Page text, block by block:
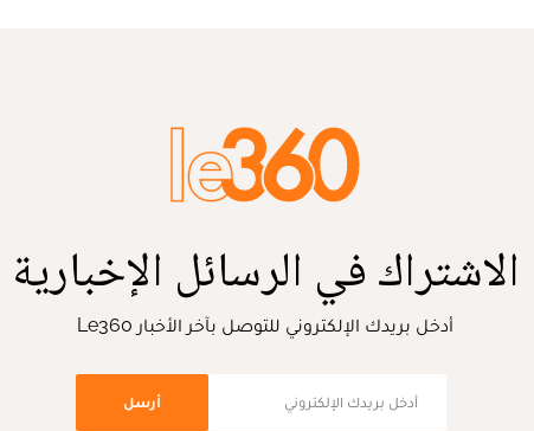
الاشتراك في الرسائل الإخبارية
أدخل بريدك الإلكتروني للتوصل بآخر الأخبار Le360
أرسل